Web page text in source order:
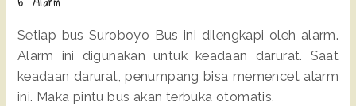
Setiap bus Suroboyo Bus ini dilengkapi oleh alarm.
Alarm ini digunakan untuk keadaan darurat. Saat
keadaan darurat, penumpang bisa memencet alarm
ini. Maka pintu bus akan terbuka otomatis.